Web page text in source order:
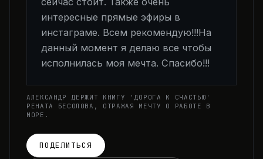
интересные прямые эфиры в
инстаграме. Всем рекомендую!!!На
данный момент я делаю все чтобы
исполнилась моя мечта. Спасибо!!!
АЛЕКСАНДР ДЕРЖИТ КНИГУ 'ДОРОГА К СЧАСТЬЮ'
РЕНАТА БЕСОЛОВА, ОТРАЖАЯ МЕЧТУ О РАБОТЕ В
МОРЕ.
ПОДЕЛИТЬСЯ